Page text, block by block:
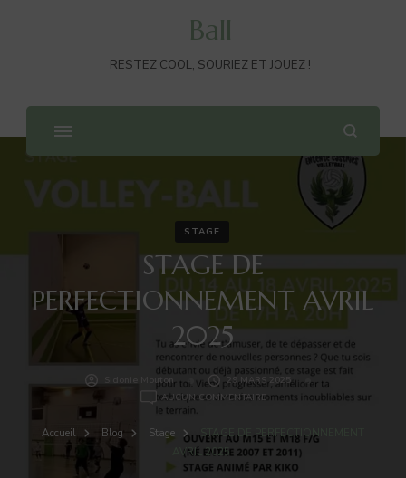
Ball
RESTEZ COOL, SOURIEZ ET JOUEZ !
STAGE
STAGE DE
PERFECTIONNEMENT AVRIL
2025
Sidonie Mouton
29 MARS 2025
AUCUN COMMENTAIRESTAGE
AVRIL
Accueil Blog Stage
STAGE DE PERFECTIONNEMENT
AVRIL 2025